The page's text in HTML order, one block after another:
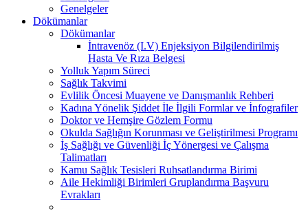
Genelgeler
Dökümanlar
Dökümanlar
İntravenöz (I.V) Enjeksiyon Bilgilendirilmiş
Hasta Ve Rıza Belgesi
Yolluk Yapım Süreci
Sağlık Takvimi
Evlilik Öncesi Muayene ve Danışmanlık Rehberi
Kadına Yönelik Şiddet İle İlgili Formlar ve İnfografiler
Doktor ve Hemşire Gözlem Formu
Okulda Sağlığın Korunması ve Geliştirilmesi Programı
İş Sağlığı ve Güvenliği İç Yönergesi ve Çalışma
Talimatları
Kamu Sağlık Tesisleri Ruhsatlandırma Birimi
Aile Hekimliği Birimleri Gruplandırma Başvuru
Evrakları